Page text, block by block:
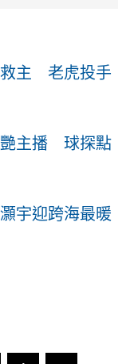
救主 老虎投手
艷主播 球探點
宇迎跨海最暖